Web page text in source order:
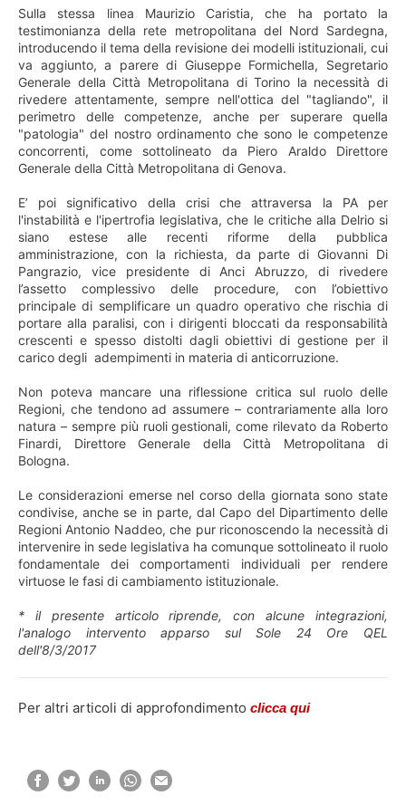
Sulla stessa linea Maurizio Caristia, che ha portato la
testimonianza della rete metropolitana del Nord Sardegna,
introducendo il tema della revisione dei modelli istituzionali, cui
va aggiunto, a parere di Giuseppe Formichella, Segretario
Generale della Città Metropolitana di Torino la necessità di
rivedere attentamente, sempre nell'ottica del "tagliando", il
perimetro delle competenze, anche per superare quella
"patologia" del nostro ordinamento che sono le competenze
concorrenti, come sottolineato da Piero Araldo Direttore
Generale della Città Metropolitana di Genova.
E’ poi significativo della crisi che attraversa la PA per
l'instabilità e l'ipertrofia legislativa, che le critiche alla Delrio si
siano estese alle recenti riforme della pubblica
amministrazione, con la richiesta, da parte di Giovanni Di
Pangrazio, vice presidente di Anci Abruzzo, di rivedere
l’assetto complessivo delle procedure, con l’obiettivo
principale di semplificare un quadro operativo che rischia di
portare alla paralisi, con i dirigenti bloccati da responsabilità
crescenti e spesso distolti dagli obiettivi di gestione per il
carico degli adempimenti in materia di anticorruzione.
Non poteva mancare una riflessione critica sul ruolo delle
Regioni, che tendono ad assumere – contrariamente alla loro
natura – sempre più ruoli gestionali, come rilevato da Roberto
Finardi, Direttore Generale della Città Metropolitana di
Bologna.
Le considerazioni emerse nel corso della giornata sono state
condivise, anche se in parte, dal Capo del Dipartimento delle
Regioni Antonio Naddeo, che pur riconoscendo la necessità di
intervenire in sede legislativa ha comunque sottolineato il ruolo
fondamentale dei comportamenti individuali per rendere
virtuose le fasi di cambiamento istituzionale.
* il presente articolo riprende, con alcune integrazioni,
l'analogo intervento apparso sul Sole 24 Ore QEL
dell'8/3/2017
Per altri articoli di approfondimento clicca qui